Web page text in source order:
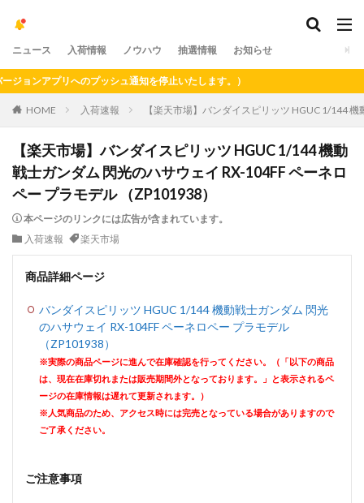
ニュース 入荷情報 ノウハウ 抽選情報 お知らせ
アプリへのプッシュ通知を停止いたします。）
HOME 入荷速報 【楽天市場】バンダイスピリッツ HGUC 1/144
【楽天市場】バンダイスピリッツ HGUC 1/144 機動
戦士ガンダム 閃光のハサウェイ RX-104FF ペーネロ
ペー プラモデル （ZP101938）
本ページのリンクには広告が含まれています。
入荷速報
楽天市場
商品詳細ページ
バンダイスピリッツ HGUC 1/144 機動戦士ガンダム 閃光
のハサウェイ RX-104FF ペーネロペー プラモデル
（ZP101938）
※実際の商品ページに進んで在庫確認を行ってください。（「以下の商品
は、現在在庫切れまたは販売期間外となっております。」と表示されるペ
ージの在庫情報は遅れて更新されます。）
※人気商品のため、アクセス時には完売となっている場合がありますので
ご了承ください。
ご注意事項